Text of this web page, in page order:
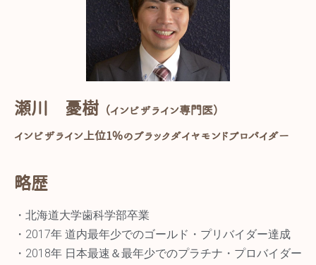
瀬川 憂樹 （インビザライン専門医）
インビザライン上位1%のブラックダイヤモンドプロバイダー
略歴
・北海道大学歯科学部卒業
・2017年 道内最年少でのゴールド・プリバイダー達成
・2018年 日本最速＆最年少でのプラチナ・プロバイダー